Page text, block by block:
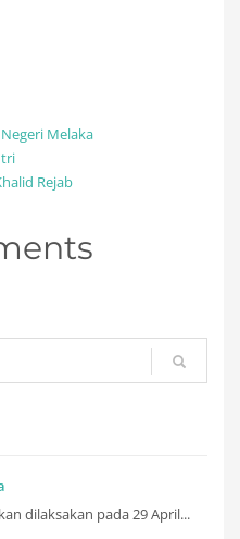
Melaka
Rejab
dilaksakan pada 29 April...